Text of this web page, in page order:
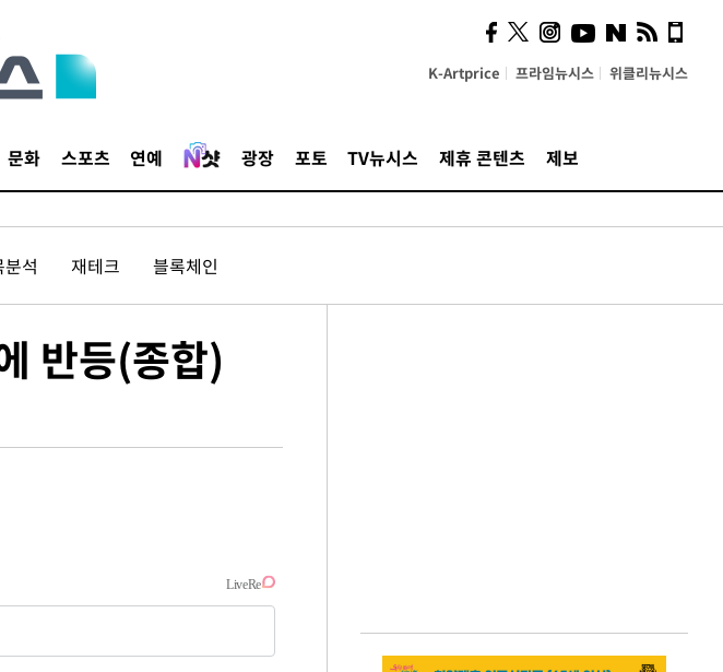
K-Artprice 프라임뉴시스 위클리뉴시스
문화 스포츠 연예 광장 포토 TV뉴시스 제휴 콘텐츠 제보
석 재테크 블록체인
반등(종합)